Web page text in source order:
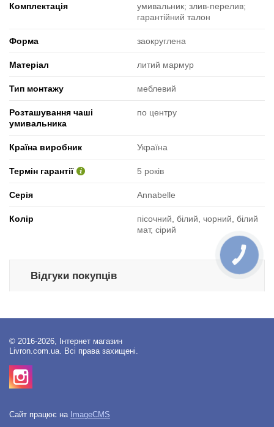
Комплектація
умивальник; злив-перелив;
гарантійний талон
Форма заокруглена
Матеріал литий мармур
Тип монтажу меблевий
Розташування чаші
умивальника
по центру
Країна виробник Україна
Термін гарантії 5 років
Серія Аnnabelle
Колір
пісочний, білий, чорний, білий
мат, сірий
Відгуки покупців
© 2016-2026, Інтернет магазин
Livron.com.ua. Всі права захищені.
Сайт працює на ImageCMS
КНОПКА
ЗВ'ЯЗКУ